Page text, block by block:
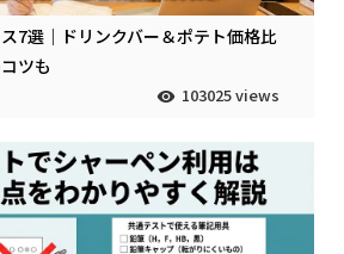
7選｜ドリンクバー＆ポテト価格比
ツも
103025 views